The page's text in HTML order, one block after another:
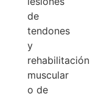
de
tendones
y
rehabilitación
muscular
o de